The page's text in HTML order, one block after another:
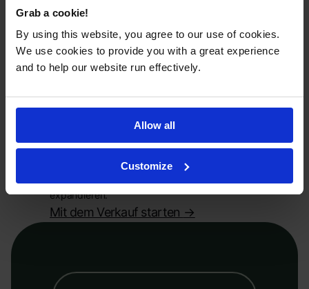
Grab a cookie!
By using this website, you agree to our use of cookies.
We use cookies to provide you with a great experience
and to help our website run effectively.
Allow all
Customize
Preise, die mit Ihnen
Geschäft wächst. Größere Bestellungen sind
mit niedrigeren Stückkosten verbunden, was
expandieren.
Mit dem Verkauf starten ->